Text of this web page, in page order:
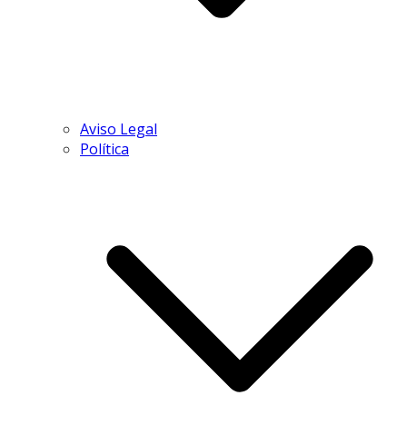
Aviso Legal
Política